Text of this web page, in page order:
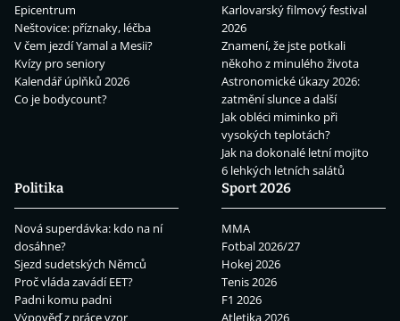
Epicentrum
Neštovice: příznaky, léčba
V čem jezdí Yamal a Mesii?
Kvízy pro seniory
Kalendář úplňků 2026
Co je bodycount?
Karlovarský filmový festival
2026
Znamení, že jste potkali
někoho z minulého života
Astronomické úkazy 2026:
zatmění slunce a další
Jak obléci miminko při
vysokých teplotách?
Jak na dokonalé letní mojito
6 lehkých letních salátů
Politika
Nová superdávka: kdo na ní
dosáhne?
Sjezd sudetských Němců
Proč vláda zavádí EET?
Padni komu padni
Výpověď z práce vzor
Sport 2026
MMA
Fotbal 2026/27
Hokej 2026
Tenis 2026
F1 2026
Atletika 2026